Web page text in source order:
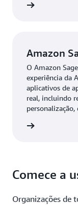
complementares
compra do
produtos,
calçados
O novo
recomendações
promove
aumento
defende.
Amazon
O Amazon
experiência da
aplicativos de
real, incluindo
Comece a
Organizações de